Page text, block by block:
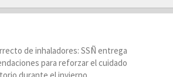
de inhaladores: SSÑ entrega
para reforzar el cuidado